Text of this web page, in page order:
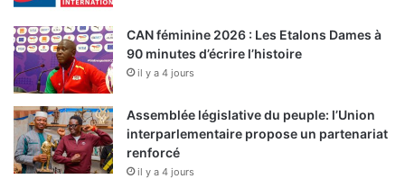
CAN féminine 2026 : Les Etalons Dames à
90 minutes d’écrire l’histoire
il y a 4 jours
Assemblée législative du peuple: l’Union
interparlementaire propose un partenariat
renforcé
il y a 4 jours